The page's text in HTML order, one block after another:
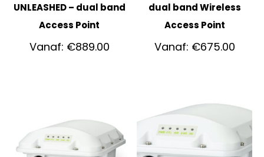
UNLEASHED – dual band
Access Point
Vanaf: €889.00
dual band Wireless
Access Point
Vanaf: €675.00